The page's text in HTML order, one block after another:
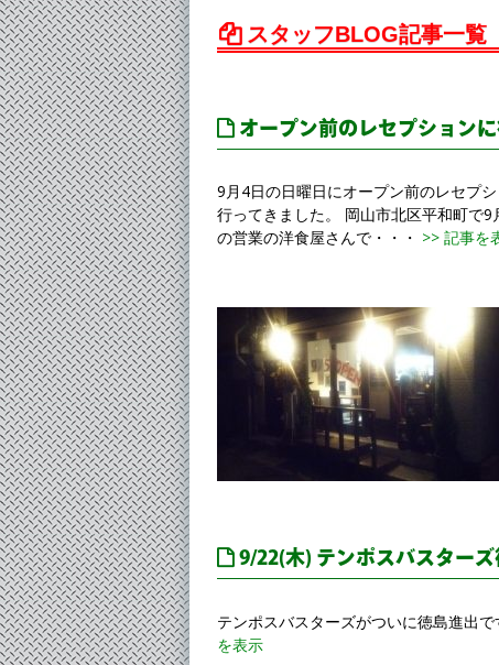
スタッフBLOG記事一覧
オープン前のレセプション
9月4日の日曜日にオープン前のレセプ
行ってきました。 岡山市北区平和町
の営業の洋食屋さんで・・・ >> 記事を
9/22(木) テンポスバスター
テンポスバスターズがついに徳島進出
を表示